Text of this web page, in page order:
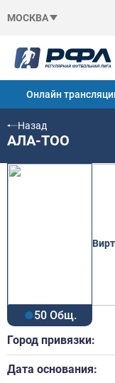
МОСКВА
Онлайн
Назад
АЛА-ТОО
50 Общ.
Город привязки:
Дата основания: